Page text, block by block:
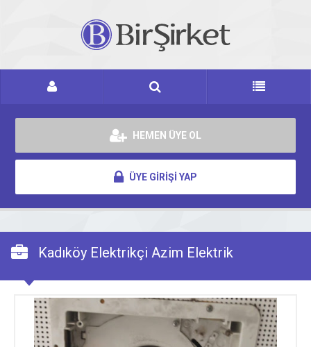
HEMEN ÜYE OL
ÜYE GİRİŞİ YAP
Kadıköy Elektrikçi Azim Elektrik